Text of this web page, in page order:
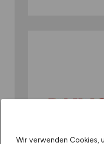
Wir verwenden Cookies,